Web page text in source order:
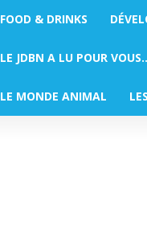
FOOD & DRINKS
LE JDBN A LU POUR
LE MONDE ANIMAL